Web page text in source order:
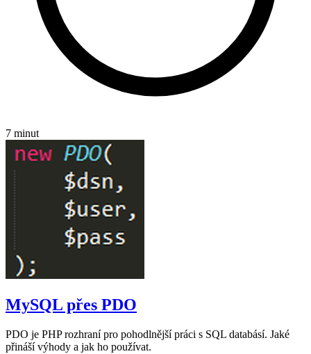
7 minut
MySQL přes PDO
PDO je PHP rozhraní pro pohodlnější práci s SQL databásí. Jaké
přináší výhody a jak ho používat.